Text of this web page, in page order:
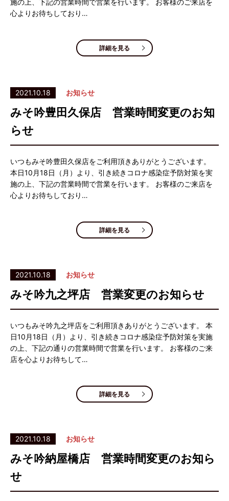
施の上、下記の営業時間で営業を行います。 お客様のご来店を
心よりお待ちしており…
詳細を見る
2021.10.18 お知らせ
みそ吟豊田久保店 営業時間変更のお知
らせ
いつもみそ吟豊田久保店をご利用頂きありがとうございます。
本日10月18日（月）より、引き続きコロナ感染症予防対策を実
施の上、下記の営業時間で営業を行います。 お客様のご来店を
心よりお待ちしており…
詳細を見る
2021.10.18 お知らせ
みそ吟九之坪店 営業変更のお知らせ
いつもみそ吟九之坪店をご利用頂きありがとうございます。 本
日10月18日（月）より、引き続きコロナ感染症予防対策を実施
の上、下記の通りの営業時間で営業を行います。 お客様のご来
店を心よりお待ちして…
詳細を見る
2021.10.18 お知らせ
みそ吟納屋橋店 営業時間変更のお知ら
せ